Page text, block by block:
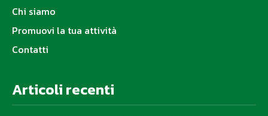
Chi siamo
Promuovi la tua attività
Contatti
Articoli recenti